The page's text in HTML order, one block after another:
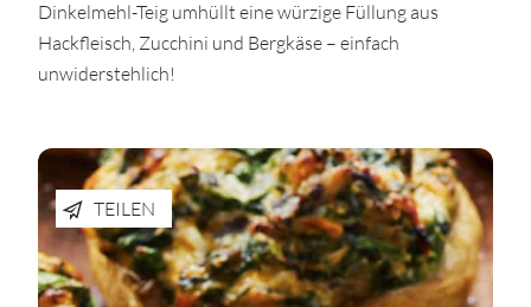
Dinkelmehl-Teig umhüllt eine würzige Füllung aus
Hackfleisch, Zucchini und Bergkäse – einfach
unwiderstehlich!
TEILEN